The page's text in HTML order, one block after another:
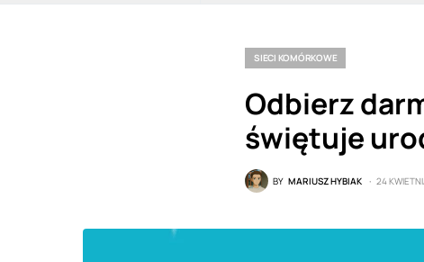
SIECI KOMÓRKOWE
Odbierz
świętuje
BY MARIUSZ HYBIAK 24